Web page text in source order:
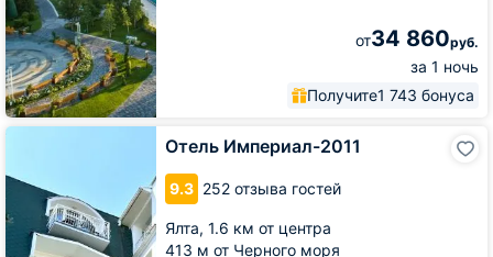
от34 860руб.
за 1 ночь
Получите1 743 бонуса
Отель Империал-2011
9.3 252 отзыва гостей
Ялта, 1.6 км от центра
413 м от Черного моря
Отель